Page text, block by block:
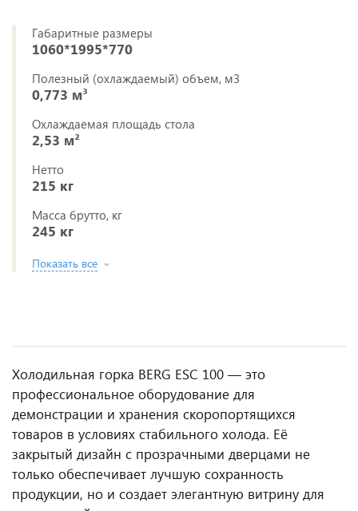
Габаритные размеры
1060*1995*770
Полезный (охлаждаемый) объем, м3
0,773 м³
Охлаждаемая площадь стола
2,53 м²
Нетто
215 кг
Масса брутто, кг
245 кг
Показать все
Холодильная горка BERG ESC 100 — это
профессиональное оборудование для
демонстрации и хранения скоропортящихся
товаров в условиях стабильного холода. Её
закрытый дизайн с прозрачными дверцами не
только обеспечивает лучшую сохранность
продукции, но и создает элегантную витрину для